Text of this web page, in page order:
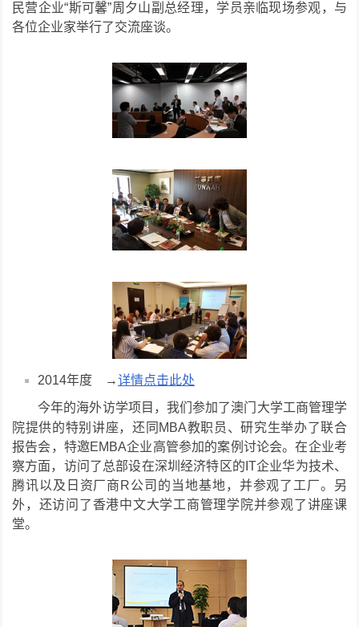
民营企业“斯可馨”周夕山副总经理，学员亲临现场参观，与
各位企业家举行了交流座谈。
2014年度 →详情点击此处
今年的海外访学项目，我们参加了澳门大学工商管理学
院提供的特别讲座，还同MBA教职员、研究生举办了联合
报告会，特邀EMBA企业高管参加的案例讨论会。在企业考
察方面，访问了总部设在深圳经济特区的IT企业华为技术、
腾讯以及日资厂商R公司的当地基地，并参观了工厂。另
外，还访问了香港中文大学工商管理学院并参观了讲座课
堂。